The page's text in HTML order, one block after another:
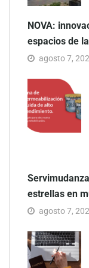
NOVA:
espacios de
agosto 7,
estrellas en
agosto 7,